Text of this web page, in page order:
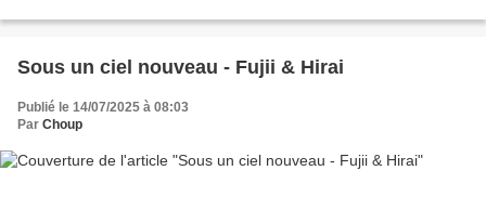
Sous un ciel nouveau - Fujii & Hirai
Publié le 14/07/2025 à 08:03
Par Choup